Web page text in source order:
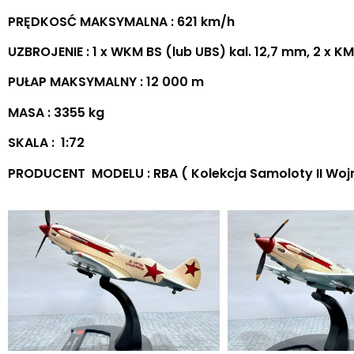
PRĘDKOSĆ MAKSYMALNA : 621 km/h
UZBROJENIE : 1 x WKM BS (lub UBS) kal. 12,7 mm, 2 x
PUŁAP MAKSYMALNY : 12 000 m
MASA : 3355 kg
SKALA : 1:72
PRODUCENT MODELU : RBA ( Kolekcja Samoloty II